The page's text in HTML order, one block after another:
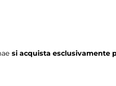
si acquista esclusivamente